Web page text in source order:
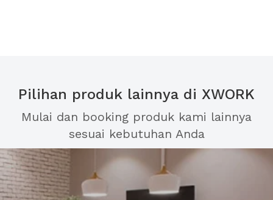
Pilihan produk lainnya di XWORK
Mulai dan booking produk kami lainnya
sesuai kebutuhan Anda